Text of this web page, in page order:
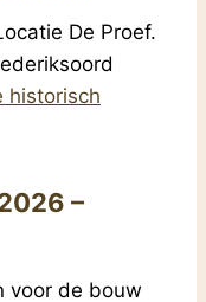
De Proef.
historisch
–
voor de bouw